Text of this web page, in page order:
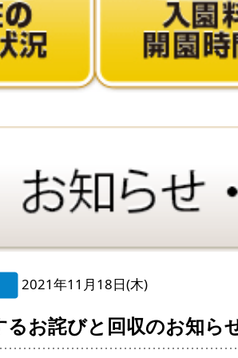
2021年11月18日(木)
るお詫びと回収のお知ら